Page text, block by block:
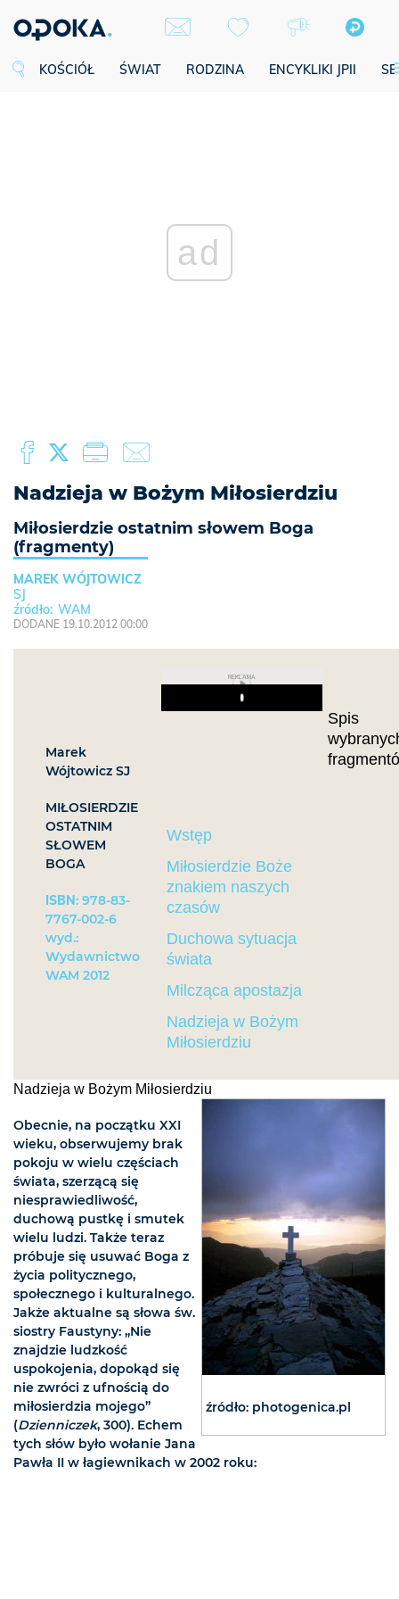
KOŚCIÓŁ ŚWIAT RODZINA ENCYKLIKI JPII
ad
Nadzieja w Bożym Miłosierdziu
Miłosierdzie ostatnim słowem Boga
(fragmenty)
MAREK WÓJTOWICZ
SJ
WAM
DODANE 19.10.2012 00:00
Marek
Wójtowicz SJ
MIŁOSIERDZIE
OSTATNIM
SŁOWEM
BOGA
ISBN: 978-83-
7767-002-6
wyd.:
Wydawnictwo
WAM 2012
REKLAMA
Play
Spis
Wstęp
Miłosierdzie Boże
znakiem naszych
czasów
Duchowa sytuacja
świata
Milcząca apostazja
Nadzieja w Bożym
Miłosierdziu
Nadzieja w Bożym Miłosierdziu
źródło: photogenica.pl
Obecnie, na początku XXI
wieku, obserwujemy brak
pokoju w wielu częściach
świata, szerzącą się
niesprawiedliwość,
duchową pustkę i smutek
wielu ludzi. Także teraz
próbuje się usuwać Boga z
życia politycznego,
społecznego i kulturalnego.
Jakże aktualne są słowa św.
siostry Faustyny: „Nie
znajdzie ludzkość
uspokojenia, dopokąd się
nie zwróci z ufnością do
miłosierdzia mojego”
(Dzienniczek, 300). Echem
tych słów było wołanie Jana
Pawła II w łagiewnikach w 2002 roku: